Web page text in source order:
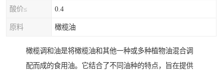
酸价≤ 0.4
原料 橄榄油
橄榄调和油是将橄榄油和其他一种或多种植物油混合调
配而成的食用油。它结合了不同油种的特点，旨在提供